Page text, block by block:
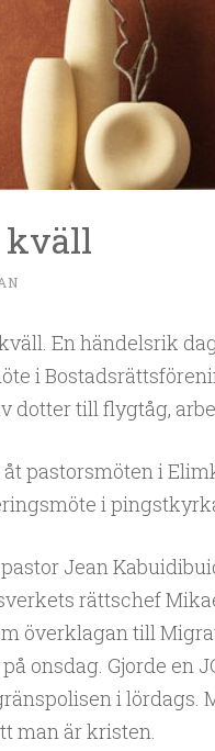
kväll
En händelsrik
i
dotter till flygtåg,
pastorsmöten i
i
Jean
rättschef
överklagan till
onsdag. Gjorde en
i lördags.
man är kristen.